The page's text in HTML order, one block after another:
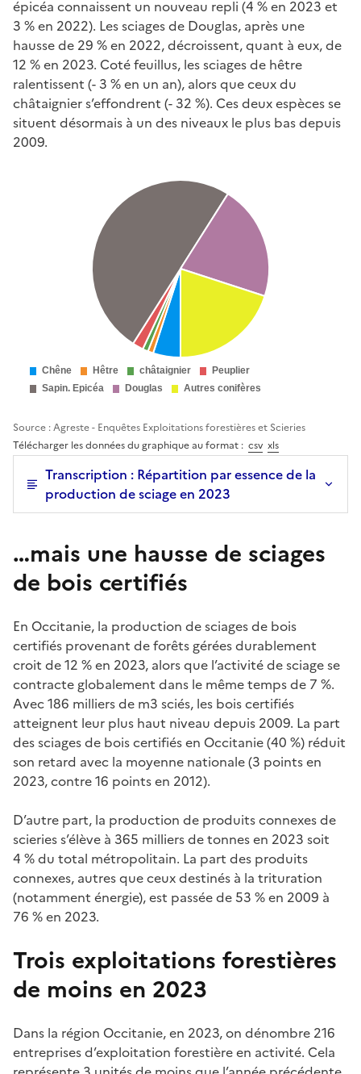
épicéa connaissent un nouveau repli (4 % en 2023 et
3 % en 2022). Les sciages de Douglas, après une
hausse de 29 % en 2022, décroissent, quant à eux, de
12 % en 2023. Coté feuillus, les sciages de hêtre
ralentissent (- 3 % en un an), alors que ceux du
châtaignier s’effondrent (- 32 %). Ces deux espèces se
situent désormais à un des niveaux le plus bas depuis
2009.
Source : Agreste - Enquêtes Exploitations forestières et Scieries
Télécharger les données du graphique au format : csv xls
Transcription : Répartition par essence de la
production de sciage en 2023
…mais une hausse de sciages
de bois certifiés
En Occitanie, la production de sciages de bois
certifiés provenant de forêts gérées durablement
croit de 12 % en 2023, alors que l’activité de sciage se
contracte globalement dans le même temps de 7 %.
Avec 186 milliers de m3 sciés, les bois certifiés
atteignent leur plus haut niveau depuis 2009. La part
des sciages de bois certifiés en Occitanie (40 %) réduit
son retard avec la moyenne nationale (3 points en
2023, contre 16 points en 2012).
D’autre part, la production de produits connexes de
scieries s’élève à 365 milliers de tonnes en 2023 soit
4 % du total métropolitain. La part des produits
connexes, autres que ceux destinés à la trituration
(notamment énergie), est passée de 53 % en 2009 à
76 % en 2023.
Trois exploitations forestières
de moins en 2023
Dans la région Occitanie, en 2023, on dénombre 216
entreprises d’exploitation forestière en activité. Cela